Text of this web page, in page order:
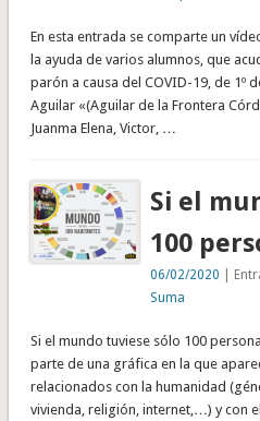
En esta entrada se comparte un
la ayuda de varios alumnos, que
parón a causa del COVID-19, de 1º
Aguilar «(Aguilar de la Frontera
Juanma Elena, Victor, …
Si el
100
06/02/2020 |
Suma
Si el mundo tuviese sólo 100
parte de una gráfica en la que
relacionados con la humanidad
vivienda, religión, internet,…) y con